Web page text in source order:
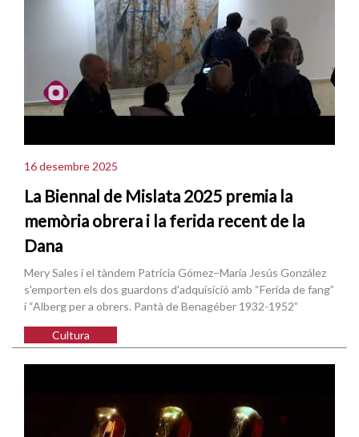
16 desembre 2025
La Biennal de Mislata 2025 premia la
memòria obrera i la ferida recent de la
Dana
Mery Sales i el tàndem Patricia Gómez–María Jesús González
s'emporten els dos guardons d'adquisició amb “Ferida de fang”
i “Alberg per a obrers. Pantà de Benagéber 1932-1952”
Cultura